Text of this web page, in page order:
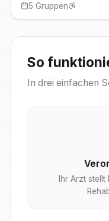
5 Gruppen
So
In drei einfachen
Ihr Arzt